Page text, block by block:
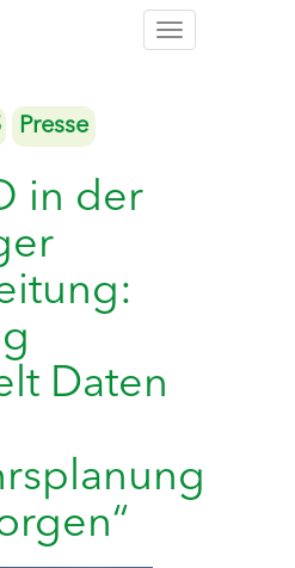
Toggle
Presse
in der
Daten